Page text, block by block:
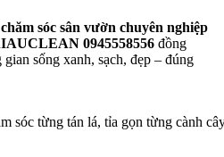
sóc sân vườn chuyên nghiệp
0945558556 đồng
sống xanh, sạch, đẹp – đúng
từng tán lá, tỉa gọn từng cành